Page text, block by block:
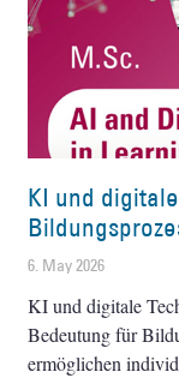
KI und
6. May 2026
KI und digitale
Bedeutung für
ermöglichen